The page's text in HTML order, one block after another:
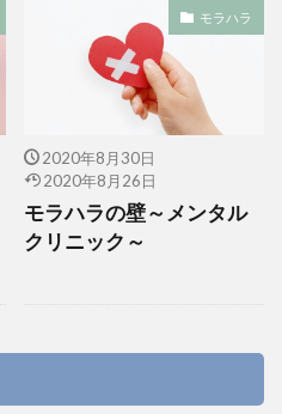
モラハラ
2020年8月30日
2020年8月26日
モラハラの壁～メンタル
クリニック～